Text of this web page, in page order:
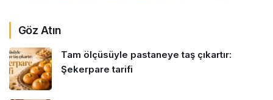
Göz Atın
Tam ölçüsüyle pastaneye taş çıkartır:
Şekerpare tarifi